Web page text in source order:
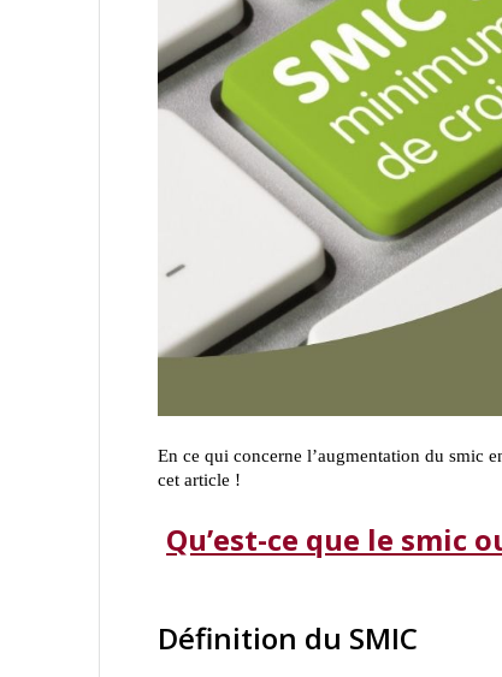
En ce qui concerne l’augmentation du smic
cet article !
Qu’est-ce que le
Définition du SMIC